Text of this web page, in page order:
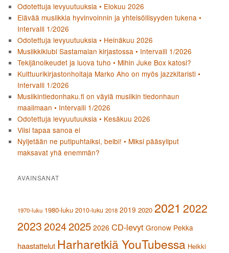
Odotettuja levyuutuuksia • Elokuu 2026
Elävää musiikkia hyvinvoinnin ja yhteisöllisyyden tukena •
Intervalli 1/2026
Odotettuja levyuutuuksia • Heinäkuu 2026
Musiikkiklubi Sastamalan kirjastossa • Intervalli 1/2026
Tekijänoikeudet ja luova tuho • Mihin Juke Box katosi?
Kulttuurikirjastonhoitaja Marko Aho on myös jazzkitaristi •
Intervalli 1/2026
Musiikintiedonhaku.fi on väylä musiikin tiedonhaun
maailmaan • Intervalli 1/2026
Odotettuja levyuutuuksia • Kesäkuu 2026
Viisi tapaa sanoa ei
Nyljetään ne putipuhtaiksi, beibi! • Miksi pääsyliput
maksavat yhä enemmän?
AVAINSANAT
1970-luku 1980-luku 2010-luku 2018 2019 2020 2021 2022
202320242025 2026 CD-levyt Gronow Pekka
haastattelut Harharetkiä YouTubessa Heikki